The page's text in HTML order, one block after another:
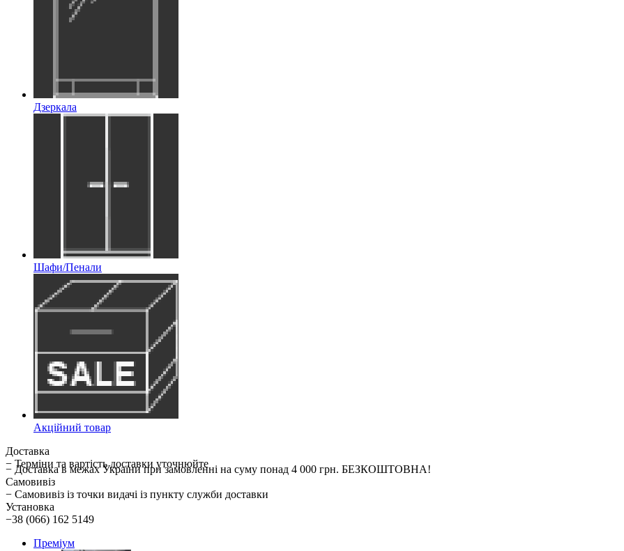
Дзеркала
Шафи/Пенали
Акційний товар
Доставка
− Терміни та вартість доставки уточнюйте
− Доставка в межах України при замовленні на суму понад 4 000 грн. БЕЗКОШТОВНА!
Самовивіз
− Самовивіз із точки видачі із пункту служби доставки
Установка
−38 (066) 162 5149
Преміум